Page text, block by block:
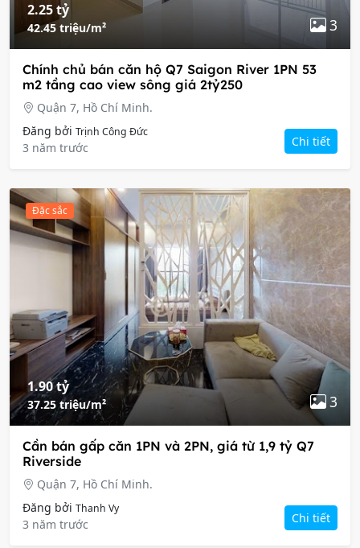
2.25 tỷ
42.45 triệu/m² 3
Chính chủ bán căn hộ Q7 Saigon River 1PN 53
m2 tầng cao view sông giá 2tỷ250
Quận 7, Hồ Chí Minh.
Đăng bởi Trịnh Công Đức
3 năm trước Chi tiết
Đặc sắc
1.90 tỷ
37.25 triệu/m² 3
Cần bán gấp căn 1PN và 2PN, giá từ 1,9 tỷ Q7
Riverside
Quận 7, Hồ Chí Minh.
Đăng bởi Thanh Vy
3 năm trước Chi tiết